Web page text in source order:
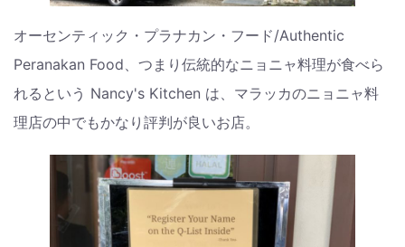
オーセンティック・プラナカン・フード/Authentic
Peranakan Food、つまり伝統的なニョニャ料理が食べら
れるという Nancy's Kitchen は、マラッカのニョニャ料
理店の中でもかなり評判が良いお店。